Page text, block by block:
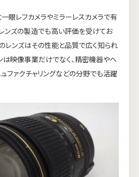
眼レフカメラやミラーレスカメラで有
ンズの製造でも高い評価を受けてお
のレンズはその性能と品質で広く知られ
は映像事業だけでなく、精密機器やヘ
ファクチャリングなどの分野でも活躍